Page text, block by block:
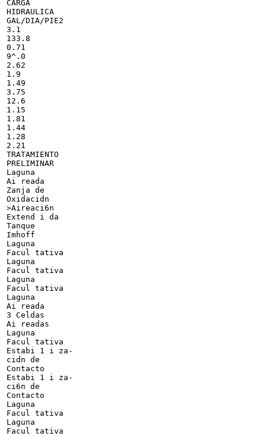
CARGA
HIDRAULICA
GAL/DIA/PIE2
3.1
133.8
0.71
9^.0
2.62
1.9
1.49
3.75
12.6
1.15
1.81
1.44
1.28
2.21
TRATAMIENTO
PRELIMINAR
Laguna
Ai reada
Zanja de
Oxidacidn
>Aireaci6n
Extend i da
Tanque
Imhoff
Laguna
Facul tativa
Laguna
Facul tativa
Laguna
Facul tativa
Laguna
Ai reada
3 Celdas
Ai readas
Laguna
Facul tativa
Estabi 1 i za-
cidn de
Contacto
Estabi 1 i za-
ci6n de
Contacto
Laguna
Facul tativa
Laguna
Facul tativa